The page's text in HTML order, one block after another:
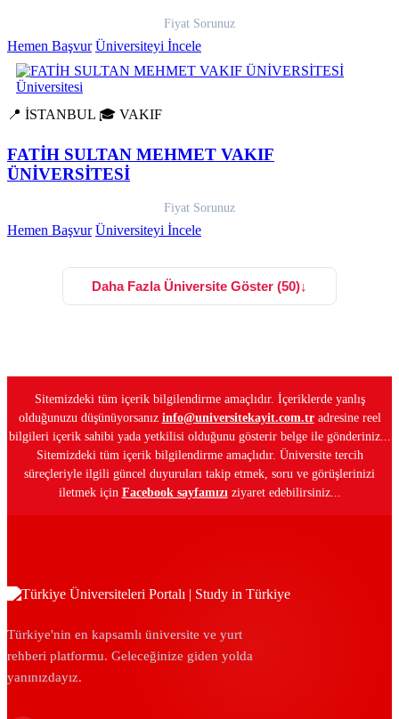
Fiyat Sorunuz
Hemen Başvur Üniversiteyi İncele
📍 İSTANBUL 🎓 VAKIF
FATİH SULTAN MEHMET VAKIF
ÜNİVERSİTESİ
Fiyat Sorunuz
Hemen Başvur Üniversiteyi İncele
Daha Fazla Üniversite Göster (50)↓
Sitemizdeki tüm içerik bilgilendirme amaçlıdır. İçeriklerde yanlış
olduğunuzu düşünüyorsanız info@universitekayit.com.tradresine reel
bilgileri içerik sahibi yada yetkilisi olduğunu gösterir belge ile gönderiniz...
Sitemizdeki tüm içerik bilgilendirme amaçlıdır. Üniversite tercih
süreçleriyle ilgili güncel duyuruları takip etmek, soru ve görüşlerinizi
iletmek için Facebook sayfamızıziyaret edebilirsiniz...
Türkiye'nin en kapsamlı üniversite ve yurt
rehberi platformu. Geleceğinize giden yolda
yanınızdayız.